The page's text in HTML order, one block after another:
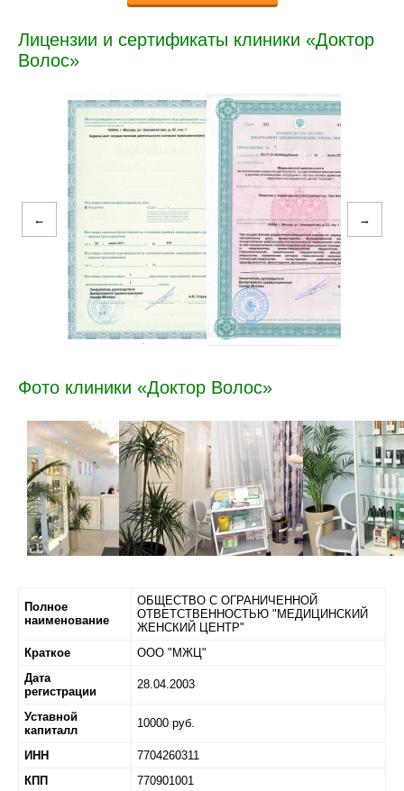
Лицензии и сертификаты клиники «Доктор
Волос»
← →
Фото клиники «Доктор Волос»
Полное
наименование
ОБЩЕСТВО С ОГРАНИЧЕННОЙ
ОТВЕТСТВЕННОСТЬЮ "МЕДИЦИНСКИЙ
ЖЕНСКИЙ ЦЕНТР"
Краткое
ООО "МЖЦ"
Дата
регистрации
28.04.2003
Уставной
капиталл
10000 руб.
ИНН
7704260311
КПП
770901001